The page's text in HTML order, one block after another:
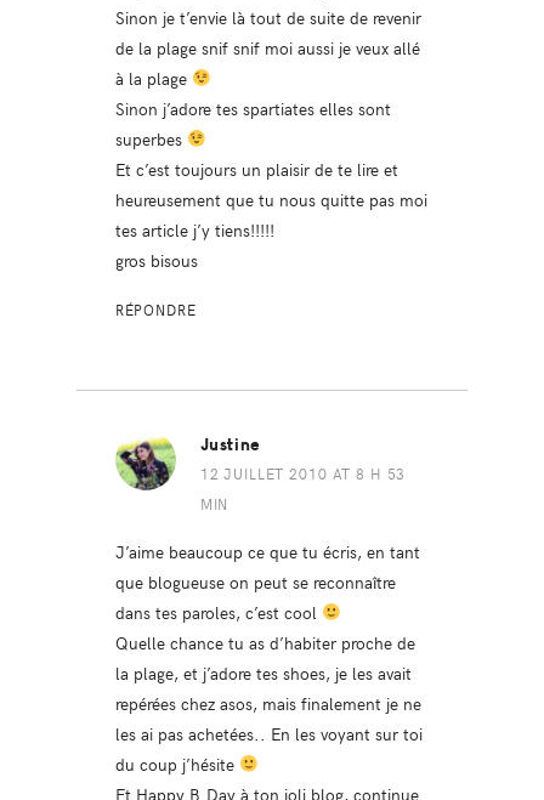
Sinon je t’envie là tout de suite de revenir
de la plage snif snif moi aussi je veux allé
à la plage
Sinon j’adore tes spartiates elles sont
superbes
Et c’est toujours un plaisir de te lire et
heureusement que tu nous quitte pas moi
tes article j’y tiens!!!!!
gros bisous
RÉPONDRE
Justine
12 JUILLET 2010 AT 8 H 53
MIN
J’aime beaucoup ce que tu écris, en tant
que blogueuse on peut se reconnaître
dans tes paroles, c’est cool
Quelle chance tu as d’habiter proche de
la plage, et j’adore tes shoes, je les avait
repérées chez asos, mais finalement je ne
les ai pas achetées.. En les voyant sur toi
du coup j’hésite
Et Happy B.Day à ton joli blog, continue